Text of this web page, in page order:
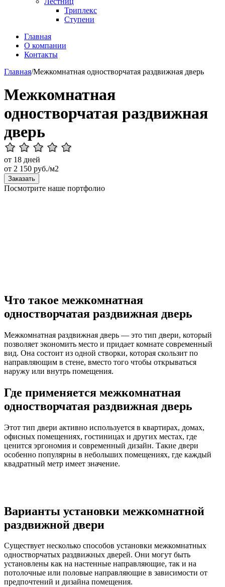
Триплекс
Ступени
Главная
О компании
Контакты
Главная/Межкомнатная одностворчатая раздвижная дверь
Межкомнатная
одностворчатая раздвижная
дверь
от 18 дней
от 2 150 руб./м2
Заказать
Посмотрите наше портфолио
Что такое межкомнатная
одностворчатая раздвижная дверь
Межкомнатная раздвижная дверь — это тип двери, который
позволяет экономить место и придает комнате современный
вид. Она состоит из одной створки, которая скользит по
направляющим в стене, вместо того чтобы открываться
наружу или внутрь помещения.
Где применяется межкомнатная
одностворчатая раздвижная дверь
Этот тип двери активно используется в квартирах, домах,
офисных помещениях, гостиницах и других местах, где
ценится эргономия и современный дизайн. Такие двери
особенно популярны в небольших помещениях, где каждый
квадратный метр имеет значение.
Варианты установки межкомнатной
раздвижной двери
Существует несколько способов установки межкомнатных
одностворчатых раздвижных дверей. Они могут быть
установлены как на настенные направляющие, так и на
потолочные или половые направляющие в зависимости от
предпочтений и дизайна помещения.